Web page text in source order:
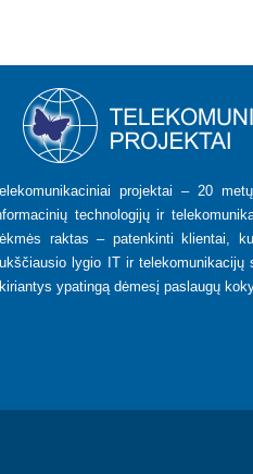
projektai – 20
technologijų ir
raktas – patenkinti klientai,
lygio IT ir telekomunikacijų
ypatingą dėmesį paslaugų